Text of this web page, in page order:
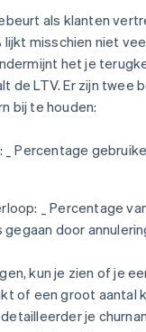
als klanten
lijkt misschien niet
het je
de LTV. Er zijn twee
bij te houden:
Percentage
_
Percentage
door
kun je zien of je
of een groot aantal
je